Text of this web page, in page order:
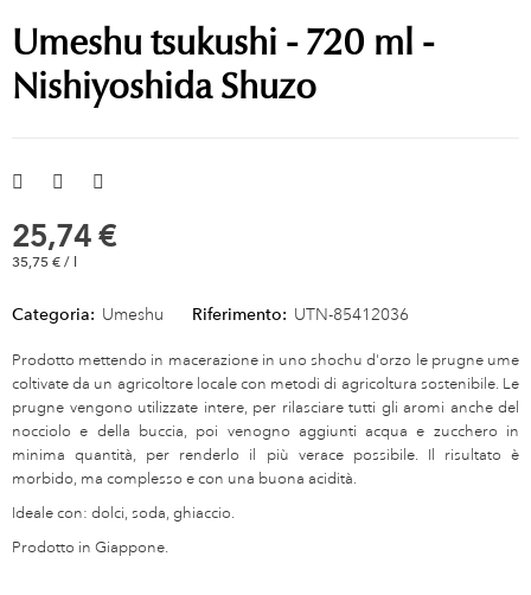
Umeshu tsukushi - 720 ml -
Nishiyoshida Shuzo
25,74 €
35,75 € / l
Categoria: Umeshu Riferimento: UTN-85412036
Prodotto mettendo in macerazione in uno shochu d'orzo le prugne ume
coltivate da un agricoltore locale con metodi di agricoltura sostenibile. Le
prugne vengono utilizzate intere, per rilasciare tutti gli aromi anche del
nocciolo e della buccia, poi venogno aggiunti acqua e zucchero in
minima quantità, per renderlo il più verace possibile. Il risultato è
morbido, ma complesso e con una buona acidità.
Ideale con: dolci, soda, ghiaccio.
Prodotto in Giappone.